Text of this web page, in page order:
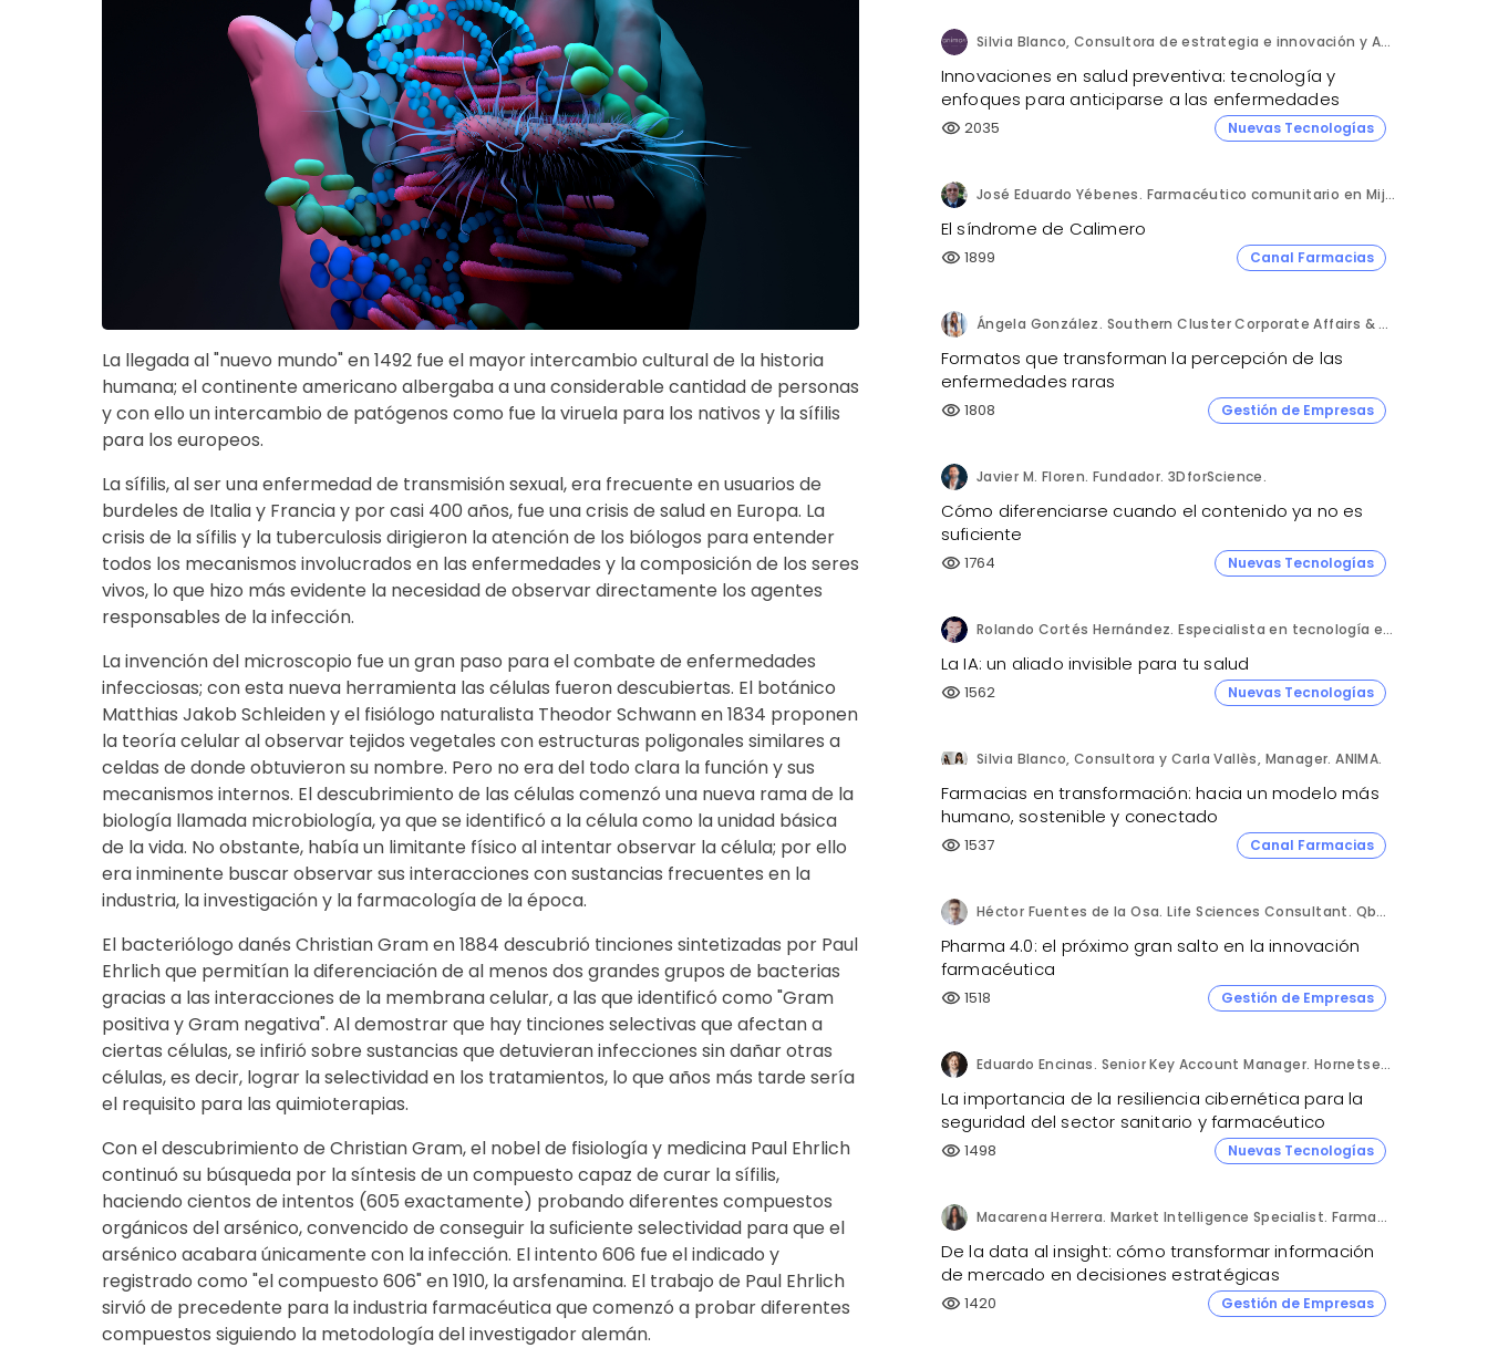
La llegada al "nuevo mundo" en 1492 fue el mayor intercambio cultural de la historia
humana; el continente americano albergaba a una considerable cantidad de personas
y con ello un intercambio de patógenos como fue la viruela para los nativos y la sífilis
para los europeos.
La sífilis, al ser una enfermedad de transmisión sexual, era frecuente en usuarios de
burdeles de Italia y Francia y por casi 400 años, fue una crisis de salud en Europa. La
crisis de la sífilis y la tuberculosis dirigieron la atención de los biólogos para entender
todos los mecanismos involucrados en las enfermedades y la composición de los seres
vivos, lo que hizo más evidente la necesidad de observar directamente los agentes
responsables de la infección.
La invención del microscopio fue un gran paso para el combate de enfermedades
infecciosas; con esta nueva herramienta las células fueron descubiertas. El botánico
Matthias Jakob Schleiden y el fisiólogo naturalista Theodor Schwann en 1834 proponen
la teoría celular al observar tejidos vegetales con estructuras poligonales similares a
celdas de donde obtuvieron su nombre. Pero no era del todo clara la función y sus
mecanismos internos. El descubrimiento de las células comenzó una nueva rama de la
biología llamada microbiología, ya que se identificó a la célula como la unidad básica
de la vida. No obstante, había un limitante físico al intentar observar la célula; por ello
era inminente buscar observar sus interacciones con sustancias frecuentes en la
industria, la investigación y la farmacología de la época.
El bacteriólogo danés Christian Gram en 1884 descubrió tinciones sintetizadas por Paul
Ehrlich que permitían la diferenciación de al menos dos grandes grupos de bacterias
gracias a las interacciones de la membrana celular, a las que identificó como "Gram
positiva y Gram negativa". Al demostrar que hay tinciones selectivas que afectan a
ciertas células, se infirió sobre sustancias que detuvieran infecciones sin dañar otras
células, es decir, lograr la selectividad en los tratamientos, lo que años más tarde sería
el requisito para las quimioterapias.
Con el descubrimiento de Christian Gram, el nobel de fisiología y medicina Paul Ehrlich
continuó su búsqueda por la síntesis de un compuesto capaz de curar la sífilis,
haciendo cientos de intentos (605 exactamente) probando diferentes compuestos
orgánicos del arsénico, convencido de conseguir la suficiente selectividad para que el
arsénico acabara únicamente con la infección. El intento 606 fue el indicado y
registrado como "el compuesto 606" en 1910, la arsfenamina. El trabajo de Paul Ehrlich
sirvió de precedente para la industria farmacéutica que comenzó a probar diferentes
compuestos siguiendo la metodología del investigador alemán.
Silvia Blanco, Consultora de estrategia e innovación y Ana Leal, Consultora Senior de estrategia e innovación. ANIMA.
Innovaciones en salud preventiva: tecnología y
enfoques para anticiparse a las enfermedades
visibility 2035 Nuevas Tecnologías
José Eduardo Yébenes. Farmacéutico comunitario en Mijas (Málaga).
El síndrome de Calimero
visibility 1899 Canal Farmacias
Ángela González. Southern Cluster Corporate Affairs & Patient Partnership Director. Kyowa Kirin.
Formatos que transforman la percepción de las
enfermedades raras
visibility 1808 Gestión de Empresas
Javier M. Floren. Fundador. 3DforScience.
Cómo diferenciarse cuando el contenido ya no es
suficiente
visibility 1764 Nuevas Tecnologías
Rolando Cortés Hernández. Especialista en tecnología e inteligencia artificial. Director Comercial. AQUÍ tu Remodelación.
La IA: un aliado invisible para tu salud
visibility 1562 Nuevas Tecnologías
Silvia Blanco, Consultora y Carla Vallès, Manager. ANIMA.
Farmacias en transformación: hacia un modelo más
humano, sostenible y conectado
visibility 1537 Canal Farmacias
Héctor Fuentes de la Osa. Life Sciences Consultant. QbD Group.
Pharma 4.0: el próximo gran salto en la innovación
farmacéutica
visibility 1518 Gestión de Empresas
Eduardo Encinas. Senior Key Account Manager. Hornetsecurity en Iberia.
La importancia de la resiliencia cibernética para la
seguridad del sector sanitario y farmacéutico
visibility 1498 Nuevas Tecnologías
Macarena Herrera. Market Intelligence Specialist. Farmaprojects (Polpharma Group).
De la data al insight: cómo transformar información
de mercado en decisiones estratégicas
visibility 1420 Gestión de Empresas